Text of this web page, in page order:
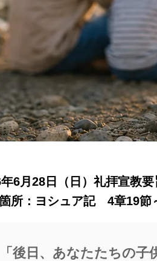
6月28日（日）礼拝宣教要
所：ヨシュア記 4章19節
「後日、あなたたちの子